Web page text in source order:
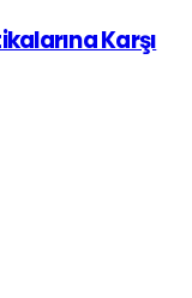
Karşı